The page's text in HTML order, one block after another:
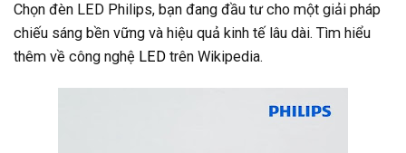
Chọn đèn LED Philips, bạn đang đầu tư cho một giải pháp
chiếu sáng bền vững và hiệu quả kinh tế lâu dài. Tìm hiểu
thêm về công nghệ LED trên Wikipedia.